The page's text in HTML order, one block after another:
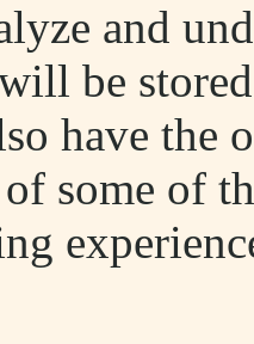
and
be
have the
some of